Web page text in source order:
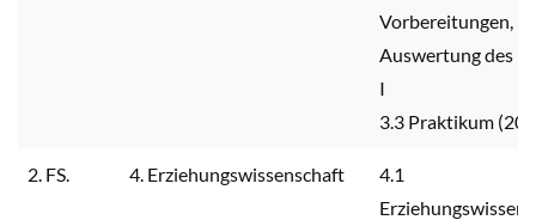
Vorbereitungen,
Auswertung des
I
3.3 Praktikum (20
2. FS. 4. Erziehungswissenschaft
4.1